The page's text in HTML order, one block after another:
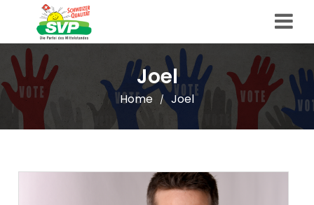
Joel
Home / Joel